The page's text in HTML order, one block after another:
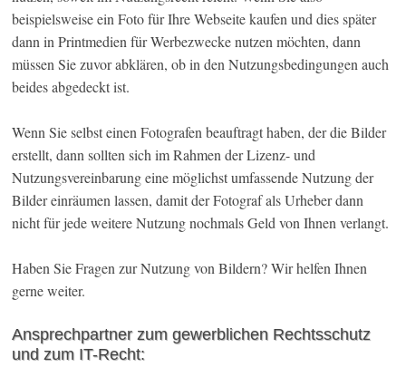
beispielsweise ein Foto für Ihre Webseite kaufen und dies später
dann in Printmedien für Werbezwecke nutzen möchten, dann
müssen Sie zuvor abklären, ob in den Nutzungsbedingungen auch
beides abgedeckt ist.
Wenn Sie selbst einen Fotografen beauftragt haben, der die Bilder
erstellt, dann sollten sich im Rahmen der Lizenz- und
Nutzungsvereinbarung eine möglichst umfassende Nutzung der
Bilder einräumen lassen, damit der Fotograf als Urheber dann
nicht für jede weitere Nutzung nochmals Geld von Ihnen verlangt.
Haben Sie Fragen zur Nutzung von Bildern? Wir helfen Ihnen
gerne weiter.
Ansprechpartner zum gewerblichen Rechtsschutz
und zum IT-Recht: